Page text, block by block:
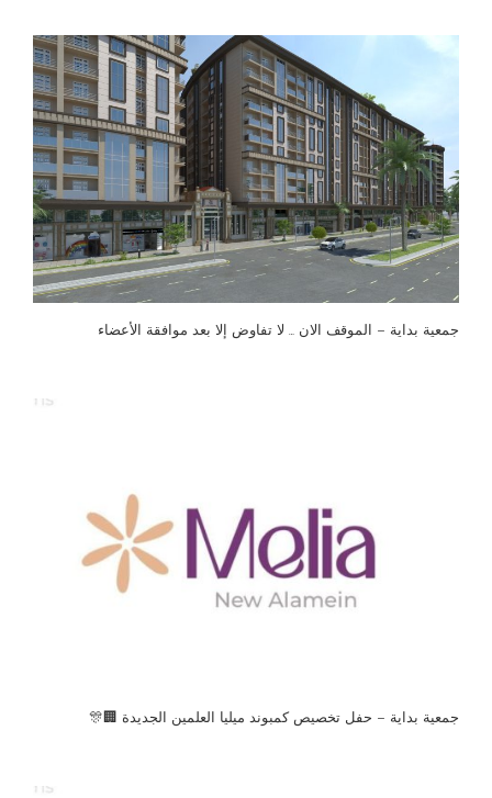
جمعية بداية – الموقف الان … لا تفاوض إلا بعد موافقة الأعضاء
جمعية بداية – حفل تخصيص كمبوند ميليا العلمين الجديدة 🏢🎊